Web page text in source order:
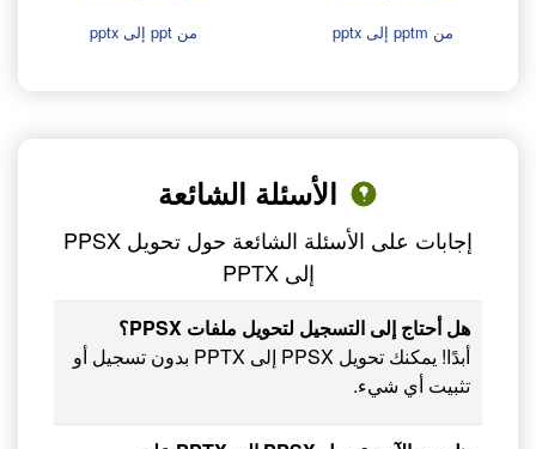
من pptm إلى pptx
من ppt إلى pptx
الأسئلة الشائعة
إجابات على الأسئلة الشائعة حول تحويل PPSX
إلى PPTX
هل أحتاج إلى التسجيل لتحويل ملفات PPSX؟
أبدًا! يمكنك تحويل PPSX إلى PPTX بدون تسجيل أو
تثبيت أي شيء.